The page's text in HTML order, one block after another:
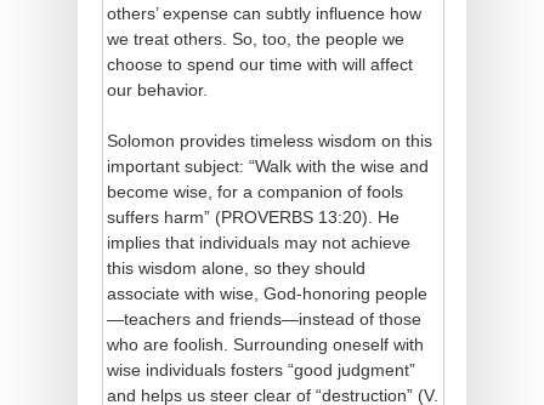
others’ expense can subtly influence how
we treat others. So, too, the people we
choose to spend our time with will affect
our behavior.
Solomon provides timeless wisdom on this
important subject: “Walk with the wise and
become wise, for a companion of fools
suffers harm” (PROVERBS 13:20). He
implies that individuals may not achieve
this wisdom alone, so they should
associate with wise, God-honoring people
—teachers and friends—instead of those
who are foolish. Surrounding oneself with
wise individuals fosters “good judgment”
and helps us steer clear of “destruction” (V.